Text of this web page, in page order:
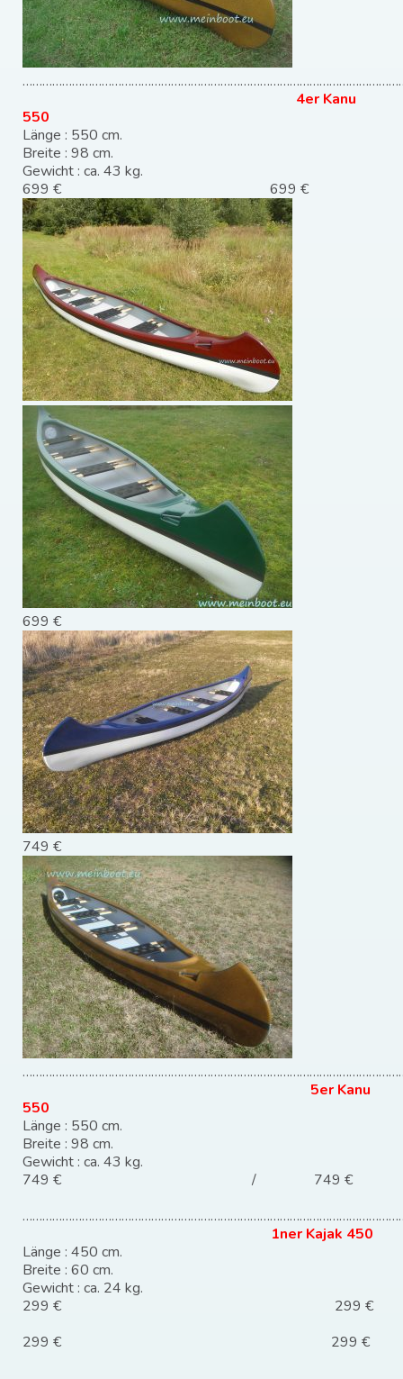
4er Kanu
550
Länge : 550 cm.
Breite : 98 cm.
Gewicht : ca. 43 kg.
699 € 699 €
699 €
749 €
5er Kanu
550
Länge : 550 cm.
Breite : 98 cm.
Gewicht : ca. 43 kg.
749 € / 749 €
1ner Kajak 450
Länge : 450 cm.
Breite : 60 cm.
Gewicht : ca. 24 kg.
299 € 299 €
299 € 299 €